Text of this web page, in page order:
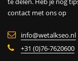
contact met ons op
info@wetalkseo.nl
+31 (0)76-7620600